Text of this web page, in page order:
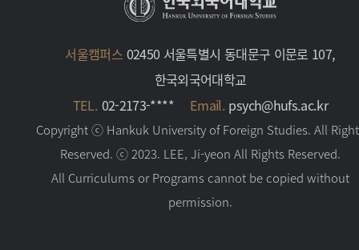
서울캠퍼스 02450 서울특별시 동대문구 이문로 107,
한국외국어대학교
TEL. 02-2173-**** Email. psych@hufs.ac.kr
Copyright ⓒ Hankuk University of Foreign Studies. All
Reserved. ⓒ 2023. LEE, Ji-yeon All Rights Reserved.
All Curriculums or Programs cannot be copied without
permission.